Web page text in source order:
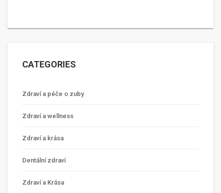
CATEGORIES
Zdraví a péče o zuby
Zdraví a wellness
Zdraví a krása
Dentální zdraví
Zdraví a Krása